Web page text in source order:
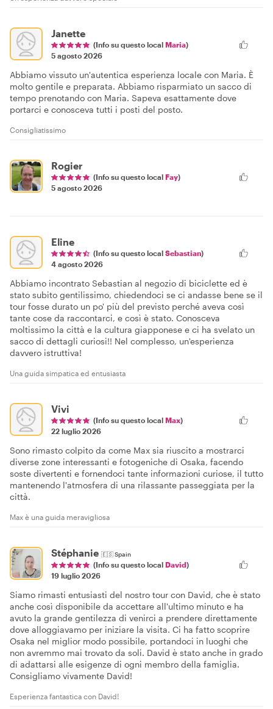
Janette
(Info su questo local Maria)
5 agosto 2026
Abbiamo vissuto un'autentica esperienza locale con Maria. È
molto gentile e preparata. Abbiamo risparmiato un sacco di
tempo prenotando con Maria. Sapeva esattamente dove
portarci e conosceva tutti i posti del posto.
Consigliatissimo
Rogier
(Info su questo local Fay)
5 agosto 2026
Eline
(Info su questo local Sebastian)
4 agosto 2026
Abbiamo incontrato Sebastian al negozio di biciclette ed è
stato subito gentilissimo, chiedendoci se ci andasse bene se il
tour fosse durato un po' più del previsto perché aveva così
tante cose da raccontarci, e così è stato. Conosceva
moltissimo la città e la cultura giapponese e ci ha svelato un
sacco di dettagli curiosi!! Nel complesso, un'esperienza
davvero istruttiva!
Una guida simpatica ed entusiasta
Vivi
(Info su questo local Max)
22 luglio 2026
Sono rimasto colpito da come Max sia riuscito a mostrarci
diverse zone interessanti e fotogeniche di Osaka, facendo
soste divertenti e fornendoci tante informazioni curiose, il tutto
mantenendo l'atmosfera di una rilassante passeggiata per la
città.
Max è una guida meravigliosa
Stéphanie 🇪🇸Spain
(Info su questo local David)
19 luglio 2026
Siamo rimasti entusiasti del nostro tour con David, che è stato
anche così disponibile da accettare all'ultimo minuto e ha
avuto la grande gentilezza di venirci a prendere direttamente
dove alloggiavamo per iniziare la visita. Ci ha fatto scoprire
Osaka nel miglior modo possibile, portandoci in luoghi che
non avremmo mai trovato da soli. David è stato anche in grado
di adattarsi alle esigenze di ogni membro della famiglia.
Consigliamo vivamente David!
Esperienza fantastica con David!